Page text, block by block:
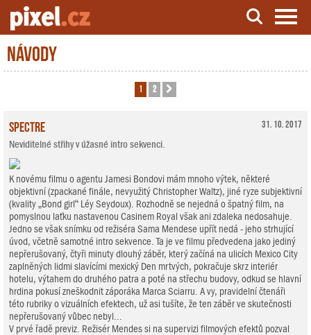
Server o natáčení a zpracování videa
Návody
1 2
31. 10. 2017
Spectre
Neviditelné střihy v úžasné intro sekvenci.
K novému filmu o agentu Jamesi Bondovi mám mnoho výtek, některé
objektivní (zpackané finále, nevyužitý Christopher Waltz), jiné ryze subjektivní
(kvality „Bond girl“ Léy Seydoux). Rozhodně se nejedná o špatný film, na
pomyslnou laťku nastavenou Casinem Royal však ani zdaleka nedosahuje.
Jedno se však snímku od režiséra Sama Mendese upřít nedá - jeho strhující
úvod, včetně samotné intro sekvence. Ta je ve filmu předvedena jako jediný
nepřerušovaný, čtyři minuty dlouhý záběr, který začíná na ulicích Mexico City
zaplněných lidmi slavícími mexický Den mrtvých, pokračuje skrz interiér
hotelu, výtahem do druhého patra a poté na střechu budovy, odkud se hlavní
hrdina pokusí zneškodnit záporáka Marca Sciarru. A vy, pravidelní čtenáři
této rubriky o vizuálních efektech, už asi tušíte, že ten záběr ve skutečnosti
nepřerušovaný vůbec nebyl...
V prvé řadě previz. Režisér Mendes si na supervizi filmových efektů pozval